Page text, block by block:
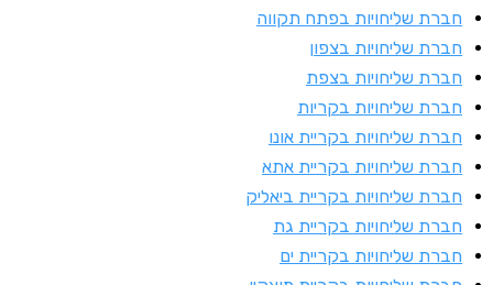
שליחויות בפתח תקווה
שליחויות בצפון
שליחויות בצפת
שליחויות בקריות
שליחויות בקריית אונו
שליחויות בקריית אתא
שליחויות בקריית ביאליק
שליחויות בקריית גת
שליחויות בקריית ים